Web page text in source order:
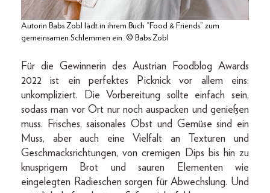
Autorin Babs Zobl lädt in ihrem Buch “Food & Friends” zum
gemeinsamen Schlemmen ein. © Babs Zobl
Für die Gewinnerin des Austrian Foodblog Awards
2022 ist ein perfektes Picknick vor allem eins:
unkompliziert. Die Vorbereitung sollte einfach sein,
sodass man vor Ort nur noch auspacken und genießen
muss. Frisches, saisonales Obst und Gemüse sind ein
Muss, aber auch eine Vielfalt an Texturen und
Geschmacksrichtungen, von cremigen Dips bis hin zu
knusprigem Brot und sauren Elementen wie
eingelegten Radieschen sorgen für Abwechslung. Und